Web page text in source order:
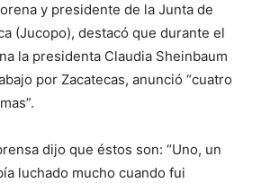
y presidente de la Junta de
(Jucopo), destacó que durante el
la presidenta Claudia Sheinbaum
por Zacatecas, anunció “cuatro
dijo que éstos son: “Uno, un
luchado mucho cuando fui